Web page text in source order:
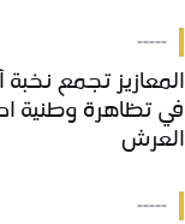
-----
المعازيز تجمع
في تظاهرة وطنية
العرش
-----